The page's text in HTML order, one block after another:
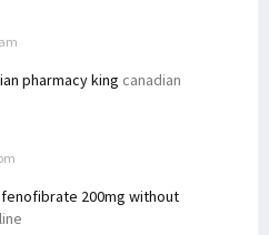
pharmacy king canadian
200mg without